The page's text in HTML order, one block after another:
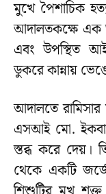
মুখে পৈশাচিক
আদালতকক্ষে এক
এবং উপস্থিত
ডুকরে কান্নায়
আদালতে রামিসার
এসআই মো.
স্তব্ধ করে দেয়।
থেকে একটি